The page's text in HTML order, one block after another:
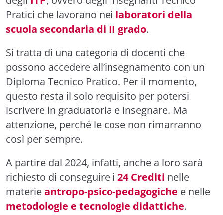
Pratici che lavorano nei laboratori della
scuola secondaria di II grado.
Si tratta di una categoria di docenti che
possono accedere all’insegnamento con un
Diploma Tecnico Pratico. Per il momento,
questo resta il solo requisito per potersi
iscrivere in graduatoria e insegnare. Ma
attenzione, perché le cose non rimarranno
così per sempre.
A partire dal 2024, infatti, anche a loro sarà
richiesto di conseguire i 24 Crediti nelle
materieantropo-psico-pedagogiche e nelle
metodologie e tecnologie didattiche.